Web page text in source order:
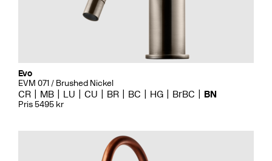
Evo
EVM 071 / Brushed Nickel
CR MB LU CU BR BC HG BrBC BN
Pris 5495 kr